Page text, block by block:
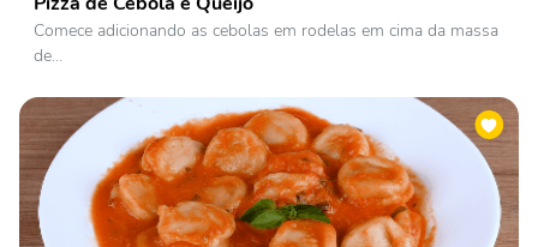
Comece adicionando as cebolas em rodelas em cima da massa
de...